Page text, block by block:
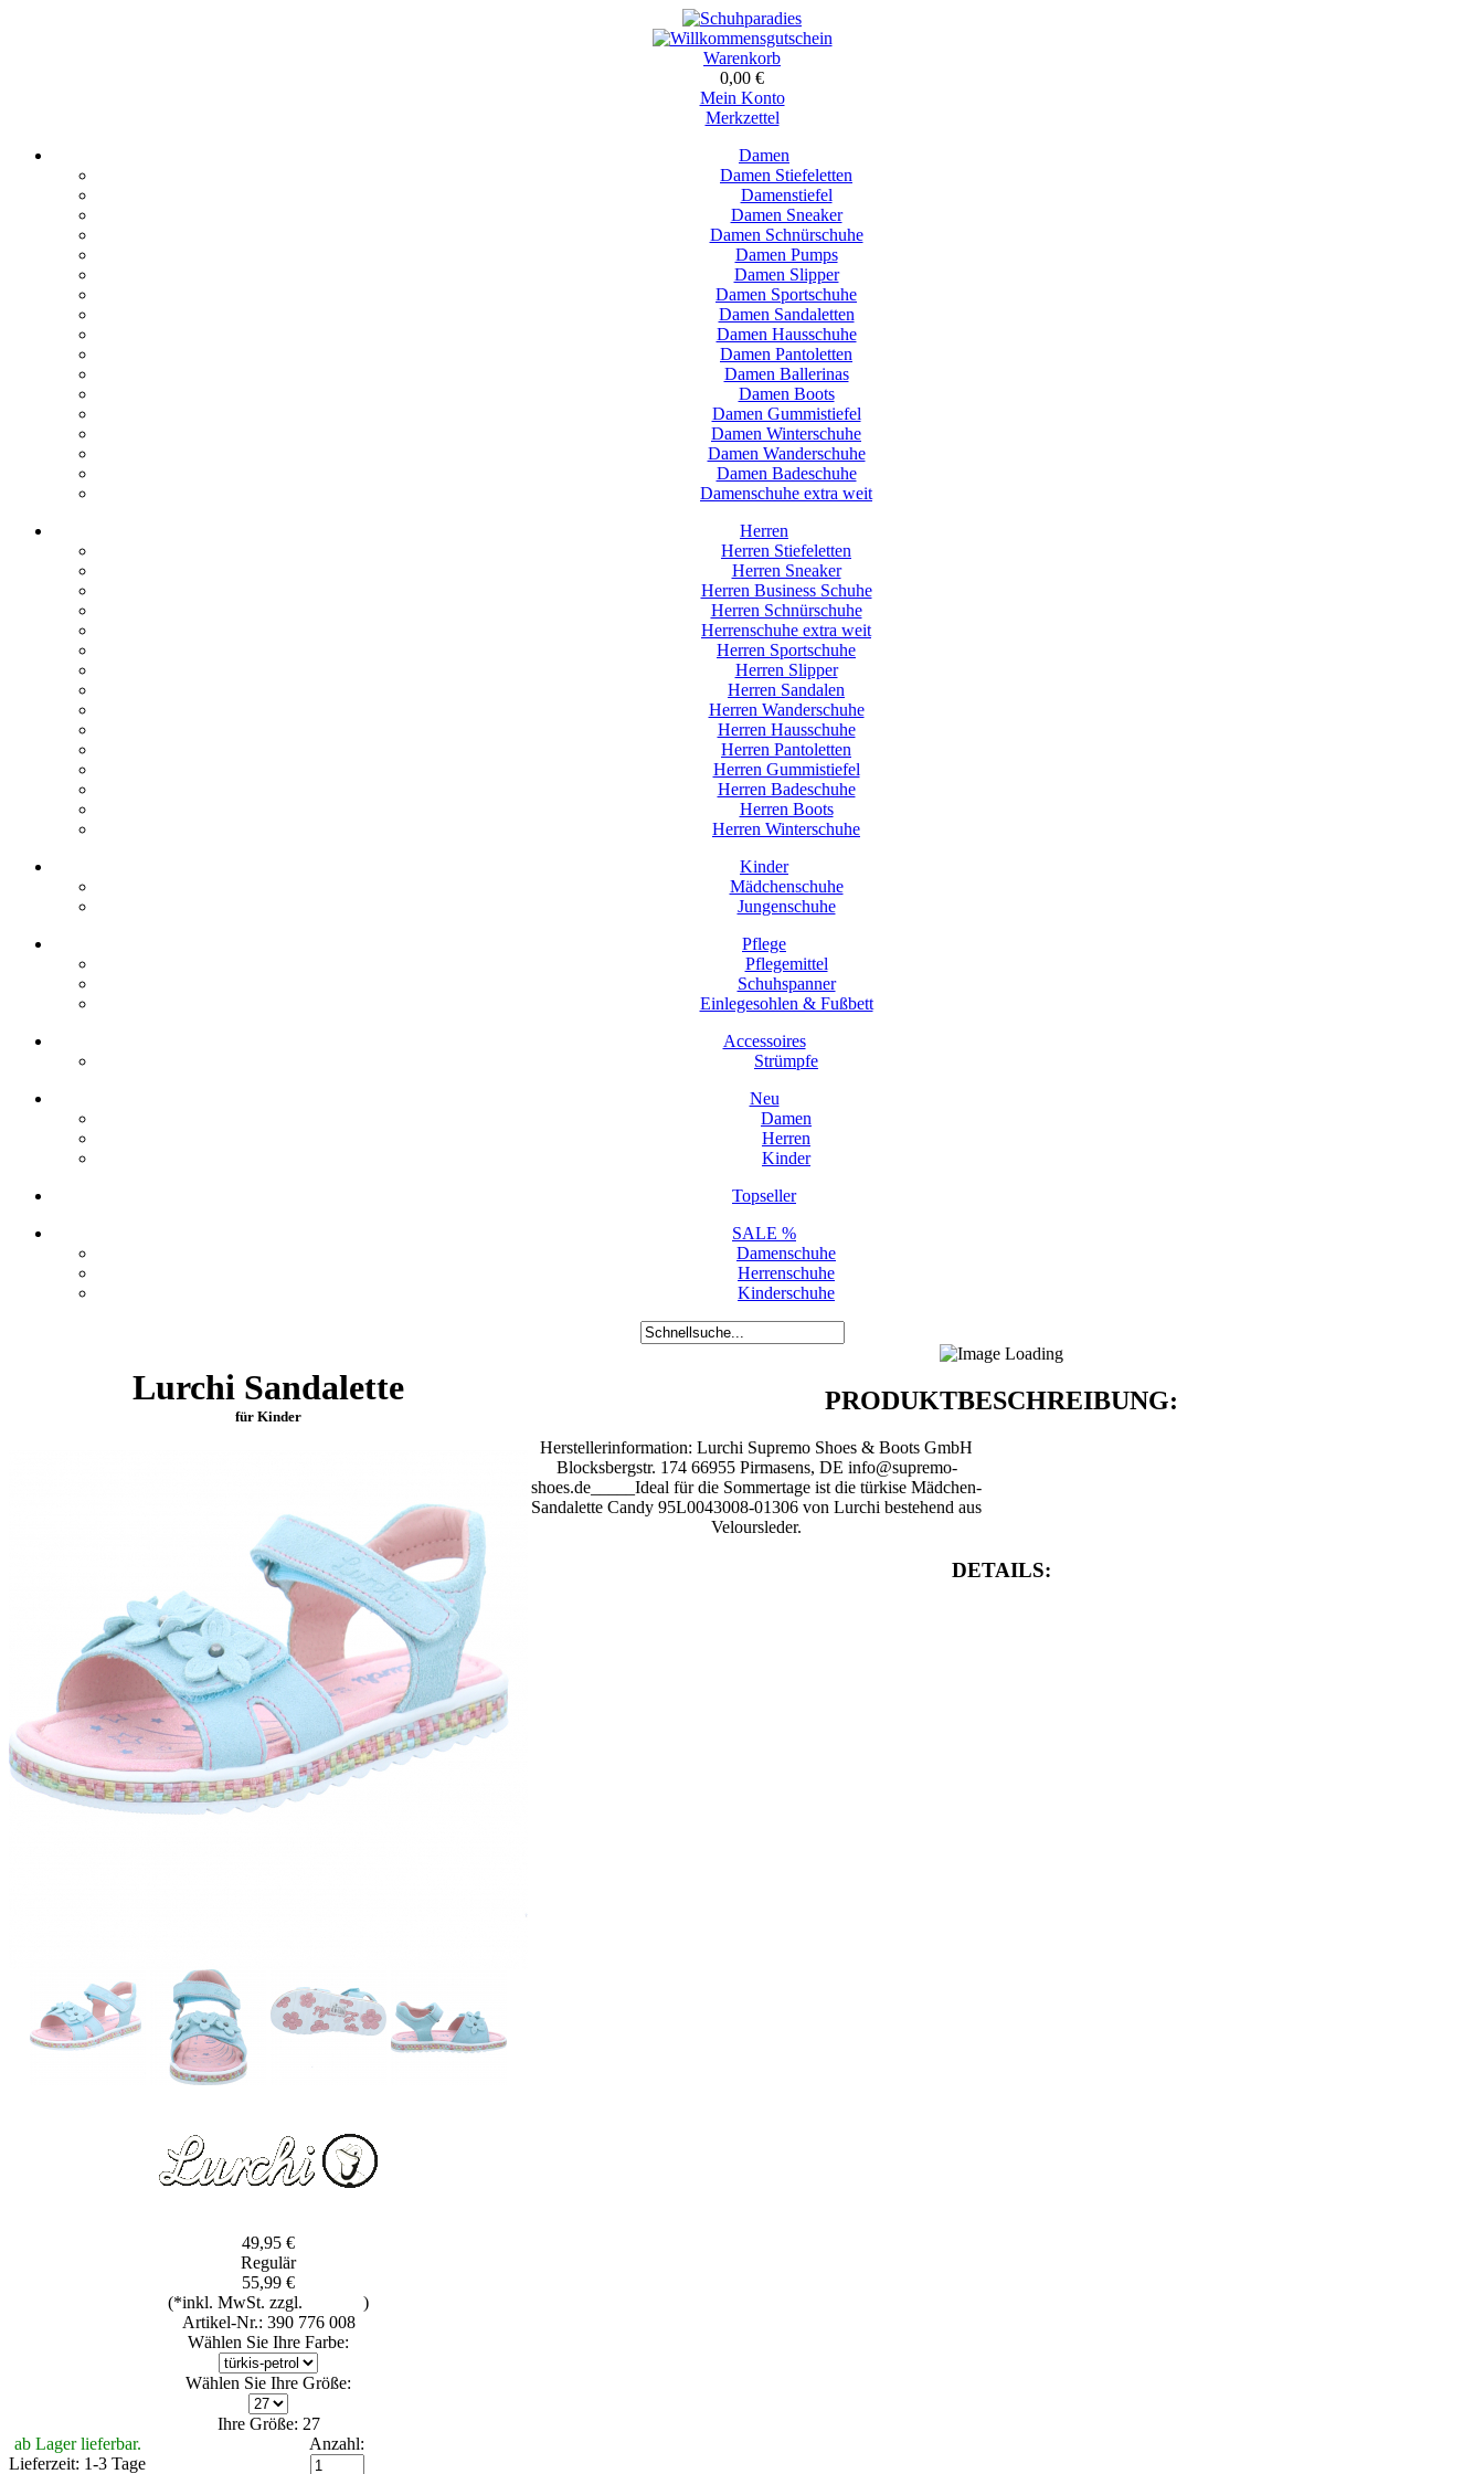
Warenkorb
0,00 €
Mein Konto
Merkzettel
Damen
Damen Stiefeletten
Damenstiefel
Damen Sneaker
Damen Schnürschuhe
Damen Pumps
Damen Slipper
Damen Sportschuhe
Damen Sandaletten
Damen Hausschuhe
Damen Pantoletten
Damen Ballerinas
Damen Boots
Damen Gummistiefel
Damen Winterschuhe
Damen Wanderschuhe
Damen Badeschuhe
Damenschuhe extra weit
Herren
Herren Stiefeletten
Herren Sneaker
Herren Business Schuhe
Herren Schnürschuhe
Herrenschuhe extra weit
Herren Sportschuhe
Herren Slipper
Herren Sandalen
Herren Wanderschuhe
Herren Hausschuhe
Herren Pantoletten
Herren Gummistiefel
Herren Badeschuhe
Herren Boots
Herren Winterschuhe
Kinder
Mädchenschuhe
Jungenschuhe
Pflege
Pflegemittel
Schuhspanner
Einlegesohlen & Fußbett
Accessoires
Strümpfe
Neu
Damen
Herren
Kinder
Topseller
SALE %
Damenschuhe
Herrenschuhe
Kinderschuhe
Lurchi Sandalette
für Kinder
49,95 €
Regulär
55,99 €
(*inkl. MwSt. zzgl.
)
Artikel-Nr.: 390 776 008
Wählen Sie Ihre Farbe:
Wählen Sie Ihre Größe:
Ihre Größe: 27
ab Lager lieferbar.
Lieferzeit: 1-3 Tage
Anzahl:
PRODUKTBESCHREIBUNG:
Herstellerinformation: Lurchi Supremo Shoes & Boots GmbH
Blocksbergstr. 174 66955 Pirmasens, DE info@supremo-
shoes.de_____Ideal für die Sommertage ist die türkise Mädchen-
Sandalette Candy 95L0043008-01306 von Lurchi bestehend aus
Veloursleder.
DETAILS: